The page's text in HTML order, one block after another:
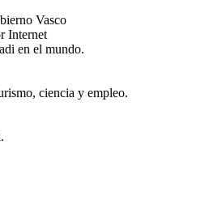
Vasco
Internet
en el mundo.
ciencia y empleo.